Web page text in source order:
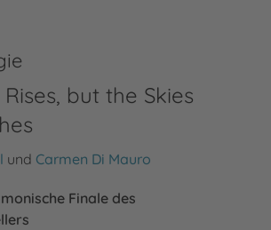
but the Skies
und Carmen Di Mauro
Finale des